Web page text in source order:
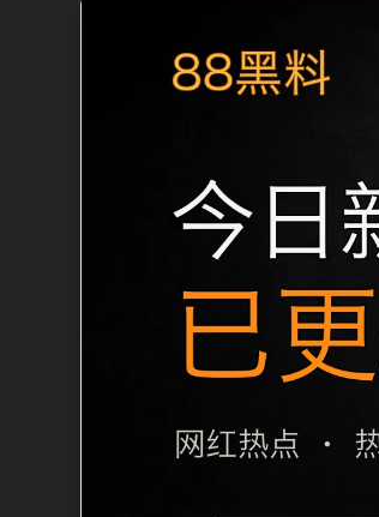
移动端搜索场景
最新网红吃瓜事件合
内推荐。用户进入页
归集和主题一致性，
章标题生成，便于搜
栏目内容归集
ription 长度检查。栏